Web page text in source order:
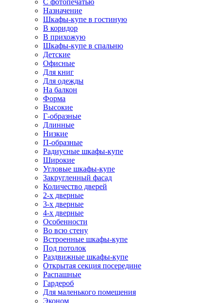
С фотопечатью
Назначение
Шкафы-купе в гостиную
В коридор
В прихожую
Шкафы-купе в спальню
Детские
Офисные
Для книг
Для одежды
На балкон
Форма
Высокие
Г-образные
Длинные
Низкие
П-образные
Радиусные шкафы-купе
Широкие
Угловые шкафы-купе
Закругленный фасад
Количество дверей
2-х дверные
3-х дверные
4-х дверные
Особенности
Во всю стену
Встроенные шкафы-купе
Под потолок
Раздвижные шкафы-купе
Открытая секция посередине
Распашные
Гардероб
Для маленького помещения
Эконом